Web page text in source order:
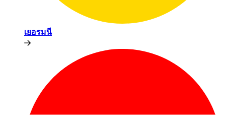
เยอรมนี​​